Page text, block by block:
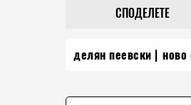
СПОДЕЛЕТЕ
делян пеевски ново